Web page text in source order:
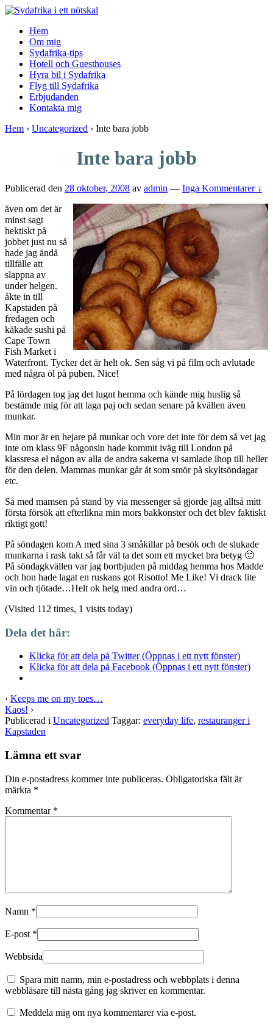
↓
Main
Content
Hem
Om mig
Sydafrika-tips
Hotell och Guesthouses
Hyra bil i Sydafrika
Flyg till Sydafrika
Erbjudanden
Kontakta mig
Hem › Uncategorized › Inte bara jobb
Inte bara jobb
Publicerad den 28 oktober, 2008 av admin — Inga Kommentarer ↓
även om det är
minst sagt
hektiskt på
jobbet just nu så
hade jag ändå
tillfälle att
slappna av
under helgen.
åkte in till
Kapstaden på
fredagen och
käkade sushi på
Cape Town
Fish Market i
Waterfront. Tycker det är helt ok. Sen såg vi på film och avlutade
med några öl på puben. Nice!
På lördagen tog jag det lugnt hemma och kände mig huslig så
bestämde mig för att laga paj och sedan senare på kvällen även
munkar.
Min mor är en hejare på munkar och vore det inte för dem så vet jag
inte om klass 9F någonsin hade kommit iväg till London på
klassresa el någon av alla de andra sakerna vi samlade ihop till heller
för den delen. Mammas munkar går åt som smör på skyltsöndagar
etc.
Så med mamsen på stand by via messenger så gjorde jag alltså mitt
första försök att efterlikna min mors bakkonster och det blev faktiskt
riktigt gott!
På söndagen kom A med sina 3 småkillar på besök och de slukade
munkarna i rask takt så får väl ta det som ett mycket bra betyg 🙂
På söndagkvällen var jag bortbjuden på middag hemma hos Madde
och hon hade lagat en ruskans got Risotto! Me Like! Vi drack lite
vin och tjötade…Helt ok helg med andra ord…
(Visited 112 times, 1 visits today)
Dela det här:
Klicka för att dela på Twitter (Öppnas i ett nytt fönster)
Klicka för att dela på Facebook (Öppnas i ett nytt fönster)
‹ Keeps me on my toes…
Kaos! ›
Publicerad i Uncategorized Taggar: everyday life, restauranger i
Kapstaden
Lämna ett svar
Din e-postadress kommer inte publiceras. Obligatoriska fält är
märkta *
Kommentar *
Namn *
E-post *
Webbsida
Spara mitt namn, min e-postadress och webbplats i denna
webbläsare till nästa gång jag skriver en kommentar.
Meddela mig om nya kommentarer via e-post.